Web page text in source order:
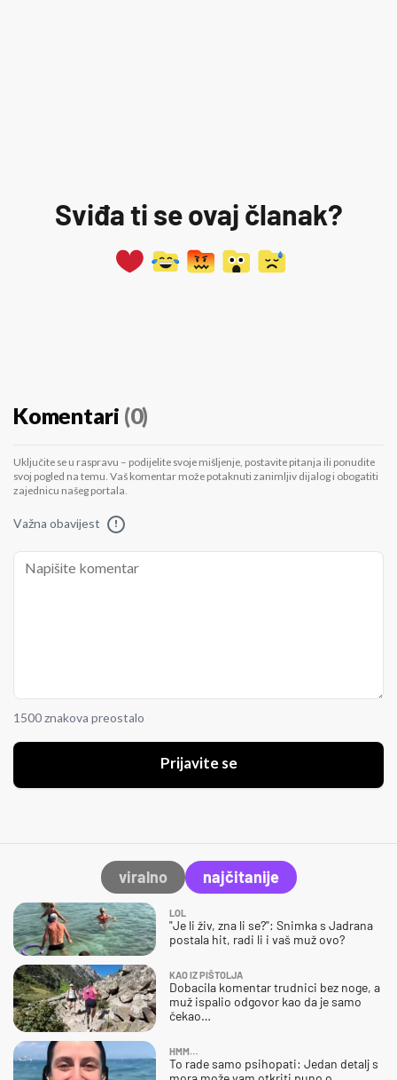
Sviđa ti se ovaj članak?
Komentari (0)
Uključite se u raspravu – podijelite svoje mišljenje, postavite pitanja ili ponudite
svoj pogled na temu. Vaš komentar može potaknuti zanimljiv dijalog i obogatiti
zajednicu našeg portala.
Važna obavijest !
1500 znakova preostalo
Prijavite se
viralno najčitanije
LOL
"Je li živ, zna li se?": Snimka s Jadrana
postala hit, radi li i vaš muž ovo?
KAO IZ PIŠTOLJA
Dobacila komentar trudnici bez noge, a
muž ispalio odgovor kao da je samo
čekao…
HMM…
To rade samo psihopati: Jedan detalj s